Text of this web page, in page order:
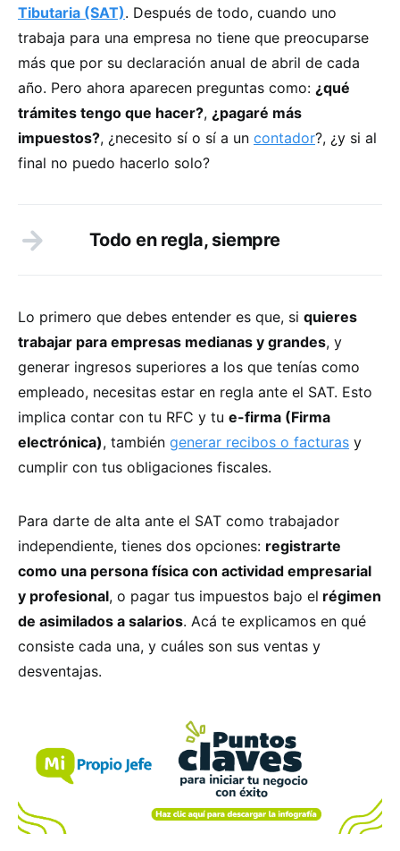
Tibutaria (SAT). Después de todo, cuando uno
trabaja para una empresa no tiene que preocuparse
más que por su declaración anual de abril de cada
año. Pero ahora aparecen preguntas como: ¿qué
trámites tengo que hacer?, ¿pagaré más
impuestos?, ¿necesito sí o sí a un contador?, ¿y si al
final no puedo hacerlo solo?
Todo en regla, siempre
Lo primero que debes entender es que, si quieres
trabajar para empresas medianas y grandes, y
generar ingresos superiores a los que tenías como
empleado, necesitas estar en regla ante el SAT. Esto
implica contar con tu RFC y tu e-firma (Firma
electrónica), también generar recibos o facturas y
cumplir con tus obligaciones fiscales.
Para darte de alta ante el SAT como trabajador
independiente, tienes dos opciones: registrarte
como una persona física con actividad empresarial
y profesional, o pagar tus impuestos bajo el régimen
de asimilados a salarios. Acá te explicamos en qué
consiste cada una, y cuáles son sus ventas y
desventajas.